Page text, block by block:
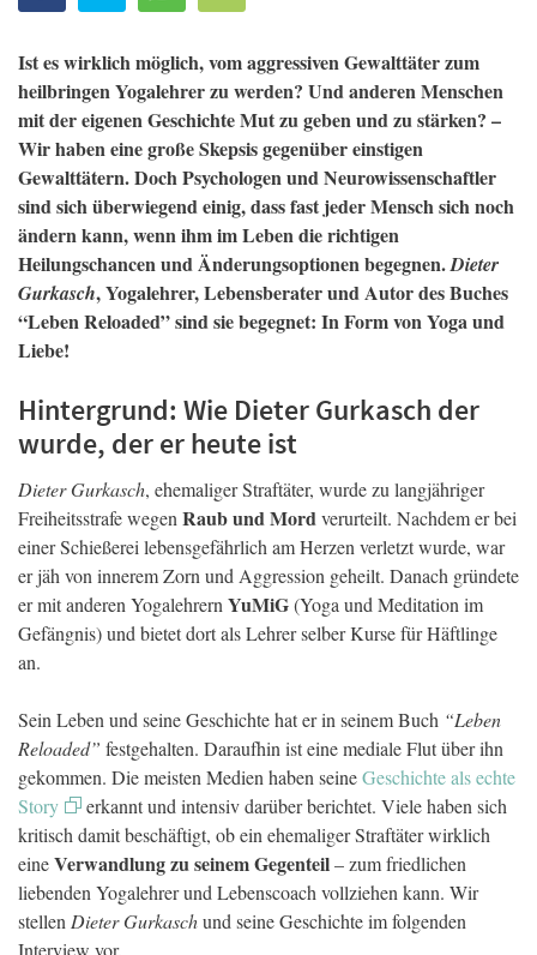
Ist es wirklich möglich, vom aggressiven Gewalttäter zum
heilbringen Yogalehrer zu werden? Und anderen Menschen
mit der eigenen Geschichte Mut zu geben und zu stärken? –
Wir haben eine große Skepsis gegenüber einstigen
Gewalttätern. Doch Psychologen und Neurowissenschaftler
sind sich überwiegend einig, dass fast jeder Mensch sich noch
ändern kann, wenn ihm im Leben die richtigen
Heilungschancen und Änderungsoptionen begegnen.Dieter
Gurkasch, Yogalehrer, Lebensberater und Autor des Buches
“Leben Reloaded” sind sie begegnet: In Form von Yoga und
Liebe!
Hintergrund: Wie Dieter Gurkasch der
wurde, der er heute ist
Dieter Gurkasch, ehemaliger Straftäter, wurde zu langjähriger
Freiheitsstrafe wegen Raub und Mordverurteilt. Nachdem er bei
einer Schießerei lebensgefährlich am Herzen verletzt wurde, war
er jäh von innerem Zorn und Aggression geheilt. Danach gründete
er mit anderen Yogalehrern YuMiG(Yoga und Meditation im
Gefängnis) und bietet dort als Lehrer selber Kurse für Häftlinge
an.
Sein Leben und seine Geschichte hat er in seinem Buch “Leben
Reloaded” festgehalten. Daraufhin ist eine mediale Flut über ihn
gekommen. Die meisten Medien haben seineGeschichte als echte
Story
erkannt und intensiv darüber berichtet. Viele haben sich
kritisch damit beschäftigt, ob ein ehemaliger Straftäter wirklich
eineVerwandlung zu seinem Gegenteil– zum friedlichen
liebenden Yogalehrer und Lebenscoach vollziehen kann. Wir
stellen Dieter Gurkaschund seine Geschichte im folgenden
Interview vor.